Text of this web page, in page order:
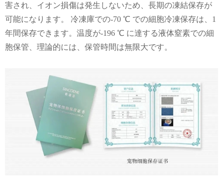
害され、イオン損傷は発生しないため、長期の凍結保存が
可能になります。 冷凍庫での-70 ℃ での細胞冷凍保存は、1
年間保存できます。温度が-196 ℃ に達する液体窒素での細
胞保管、理論的には、保管時間は無限大です。